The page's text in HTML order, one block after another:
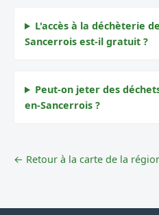
L'accès à la déchèterie
Sancerrois est-il gratuit ?
Peut-on jeter des
en-Sancerrois ?
← Retour à la carte de la